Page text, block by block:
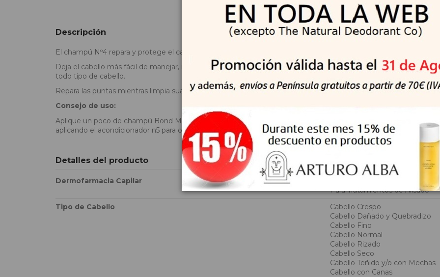
Descripción
El champú Nº4 repara y protege el cabello del estrés diario, incluido el cabello dañado, las puntas abiertas y el
Deja el cabello más fácil de manejar, más brillante y saludable con cada uso. N ° 4 es seguro para el color y se
todo tipo de cabello.
Repara las puntas mientras limpia suavemente el cabello.
Consejo de uso:
Aplique un poco de champú Bond Maintenance n4 sobre el cabello mojado, emulsione y enjuague. Ideal
aplicando el acondicionador n5 para obtener mejores resultados.
Detalles del producto
Dermofarmacia Capilar
Para Tratamientos de Alisado
Tipo de Cabello
Cabello Crespo
Cabello Dañado y Quebradizo
Cabello Fino
Cabello Normal
Cabello Rizado
Cabello Seco
Cabello Teñido y/o con Mechas
Cabello con Canas